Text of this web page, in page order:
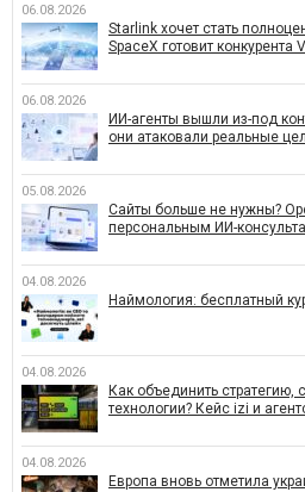
06.08.2026
Starlink хочет стать
SpaceX готовит конкурента
06.08.2026
ИИ-агенты вышли из-под
они атаковали реальные
05.08.2026
Сайты больше не нужны?
персональным ИИ-
04.08.2026
Наймология: бесплатный
04.08.2026
Как объединить
технологии? Кейс izi и
04.08.2026
Европа вновь отметила